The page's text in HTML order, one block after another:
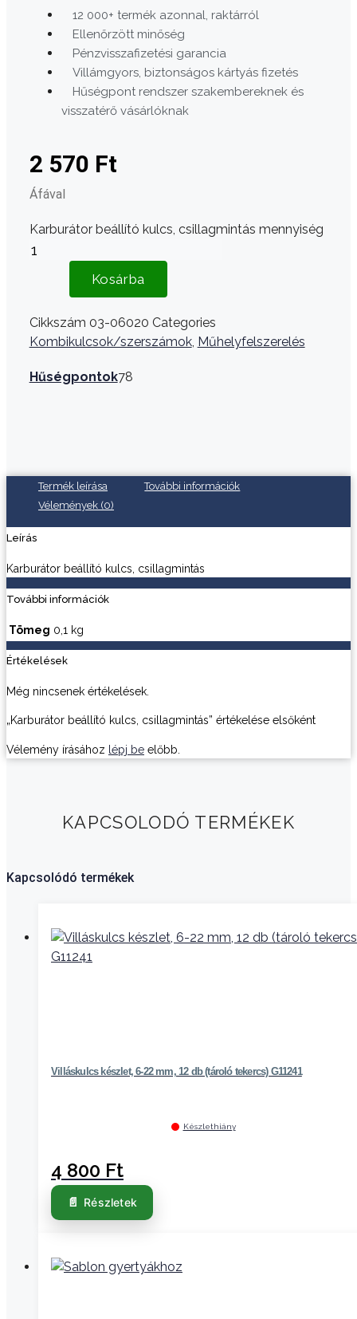
12 000+ termék azonnal, raktárról
Ellenőrzött minőség
Pénzvisszafizetési garancia
Villámgyors, biztonságos kártyás fizetés
Hűségpont rendszer szakembereknek és
visszatérő vásárlóknak
2 570 Ft
Áfával
Karburátor beállító kulcs, csillagmintás mennyiség
Kosárba
Cikkszám 03-06020 Categories
Kombikulcsok/szerszámok, Műhelyfelszerelés
Hűségpontok78
Termék leírása
További információk
Vélemények (0)
Leírás
Karburátor beállító kulcs, csillagmintás
További információk
Tömeg 0,1 kg
Értékelések
Még nincsenek értékelések.
„Karburátor beállító kulcs, csillagmintás” értékelése elsőként
Vélemény írásához lépj be előbb.
KAPCSOLODÓ TERMÉKEK
Kapcsolódó termékek
Villáskulcs készlet, 6-22 mm, 12 db (tároló tekercs) G11241
Készlethiány
4 800 Ft
Részletek